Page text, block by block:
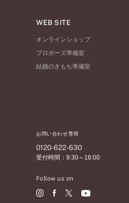
WEB SITE
オンラインショップ
プロポーズ準備室
結婚のきもち準備室
お問い合わせ専用
0120-622-630
受付時間：9:30～16:00
Follow us on